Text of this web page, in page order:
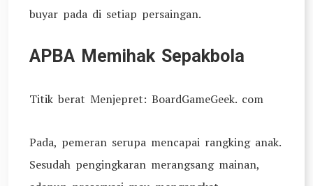
buyar pada di setiap persaingan.
APBA Memihak Sepakbola
Titik berat Menjepret: BoardGameGeek. com
Pada, pemeran serupa mencapai rangking anak.
Sesudah pengingkaran merangsang mainan,